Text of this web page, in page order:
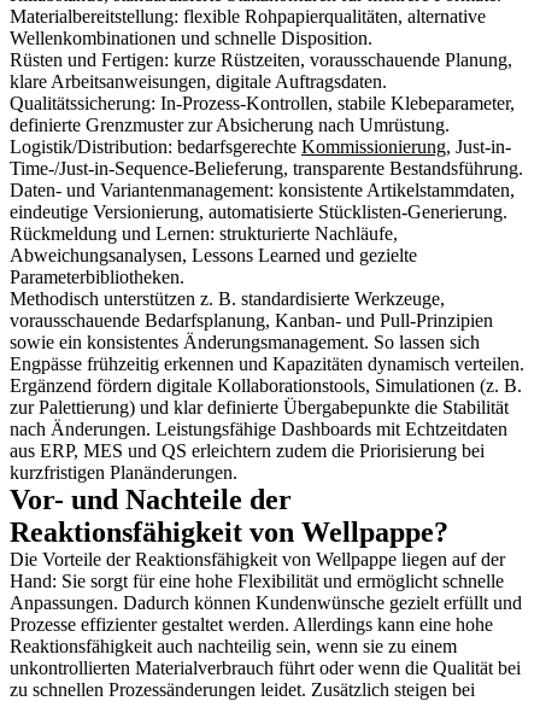
Materialbereitstellung: flexible Rohpapierqualitäten, alternative
Wellenkombinationen und schnelle Disposition.
Rüsten und Fertigen: kurze Rüstzeiten, vorausschauende Planung,
klare Arbeitsanweisungen, digitale Auftragsdaten.
Qualitätssicherung: In-Prozess-Kontrollen, stabile Klebeparameter,
definierte Grenzmuster zur Absicherung nach Umrüstung.
Logistik/Distribution: bedarfsgerechte Kommissionierung, Just-in-
Time-/Just-in-Sequence-Belieferung, transparente Bestandsführung.
Daten- und Variantenmanagement: konsistente Artikelstammdaten,
eindeutige Versionierung, automatisierte Stücklisten-Generierung.
Rückmeldung und Lernen: strukturierte Nachläufe,
Abweichungsanalysen, Lessons Learned und gezielte
Parameterbibliotheken.
Methodisch unterstützen z. B. standardisierte Werkzeuge,
vorausschauende Bedarfsplanung, Kanban- und Pull-Prinzipien
sowie ein konsistentes Änderungsmanagement. So lassen sich
Engpässe frühzeitig erkennen und Kapazitäten dynamisch verteilen.
Ergänzend fördern digitale Kollaborationstools, Simulationen (z. B.
zur Palettierung) und klar definierte Übergabepunkte die Stabilität
nach Änderungen. Leistungsfähige Dashboards mit Echtzeitdaten
aus ERP, MES und QS erleichtern zudem die Priorisierung bei
kurzfristigen Planänderungen.
Vor- und Nachteile der
Reaktionsfähigkeit von Wellpappe?
Die Vorteile der Reaktionsfähigkeit von Wellpappe liegen auf der
Hand: Sie sorgt für eine hohe Flexibilität und ermöglicht schnelle
Anpassungen. Dadurch können Kundenwünsche gezielt erfüllt und
Prozesse effizienter gestaltet werden. Allerdings kann eine hohe
Reaktionsfähigkeit auch nachteilig sein, wenn sie zu einem
unkontrollierten Materialverbrauch führt oder wenn die Qualität bei
zu schnellen Prozessänderungen leidet. Zusätzlich steigen bei